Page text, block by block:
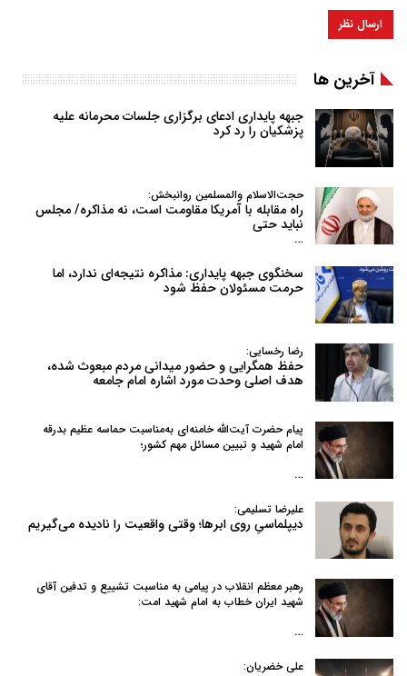
آخرین ها
جبهه پایداری ادعای برگزاری جلسات محرمانه علیه
پزشکیان را رد کرد
حجت‌الاسلام والمسلمین روانبخش:
راه مقابله با آمریکا مقاومت است، نه مذاکره/ مجلس
نباید حتی
…
سخنگوی جبهه پایداری: مذاکره نتیجه‌ای ندارد، اما
حرمت مسئولان حفظ شود
رضا رخسایی:
حفظ همگرایی و حضور میدانی مردم مبعوث شده،
هدف اصلی وحدت مورد اشاره امام جامعه
پیام حضرت آیت‌الله خامنه‌ای به‌مناسبت حماسه عظیم بدرقه
امام شهید و تبیین مسائل مهم کشور؛
…
علیرضا تسلیمی:
دیپلماسیِ روی ابرها؛ وقتی واقعیت را نادیده می‌گیریم
رهبر معظم انقلاب در پیامی به‌ مناسبت تشییع و تدفین آقای
شهید ایران خطاب به امام شهید امت:
…
علی خضریان: